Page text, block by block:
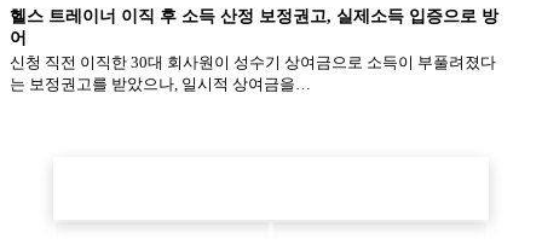
헬스 트레이너 이직 후 소득 산정 보정권고, 실제소득 입증으로 방
어
신청 직전 이직한 30대 회사원이 성수기 상여금으로 소득이 부풀려졌다
는 보정권고를 받았으나, 일시적 상여금을…